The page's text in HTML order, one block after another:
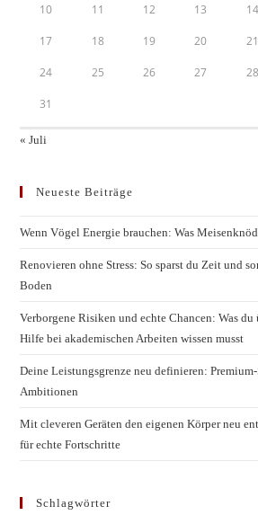
10 11 12 13 14
17 18 19 20 21
24 25 26 27 28
31
« Juli
Neueste Beiträge
Wenn Vögel Energie brauchen: Was
Renovieren ohne Stress: So sparst du Zeit und
Boden
Verborgene Risiken und echte Chancen: Was
Hilfe bei akademischen Arbeiten wissen musst
Deine Leistungsgrenze neu definieren:
Ambitionen
Mit cleveren Geräten den eigenen Körper neu
für echte Fortschritte
Schlagwörter